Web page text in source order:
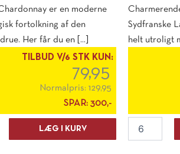
er en moderne
fortolkning af den
Her får du en [...]
TILBUD V/6 STK KUN:
79,95
Normalpris: 129,95
SPAR: 300,-
LÆG I KURV
Sydfranske
helt utroligt